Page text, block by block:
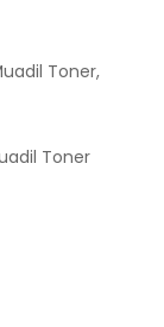
Toner,
Toner